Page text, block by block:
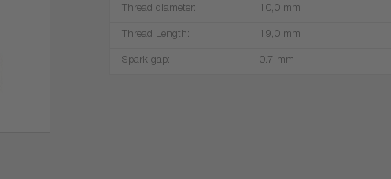
Thread diameter: 10,0 mm
Thread Length: 19,0 mm
Spark gap: 0.7 mm